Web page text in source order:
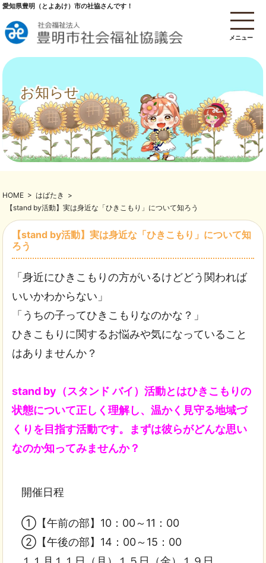
メニュー
愛知県豊明（とよあけ）市の社協さんです！
お知らせ
HOME > はばたき >
【stand by活動】実は身近な「ひきこもり」について知ろう
【stand by活動】実は身近な「ひきこもり」について知
ろう
「身近にひきこもりの方がいるけどどう関われば
いいかわからない」
「うちの子ってひきこもりなのかな？」
ひきこもりに関するお悩みや気になっていること
はありませんか？
stand by（スタンド バイ）活動とはひきこもりの
状態について正しく理解し、温かく見守る地域づ
くりを目指す活動です。まずは彼らがどんな思い
なのか知ってみませんか？
開催日程
➀【午前の部】10：00～11：00
②【午後の部】14：00～15：00